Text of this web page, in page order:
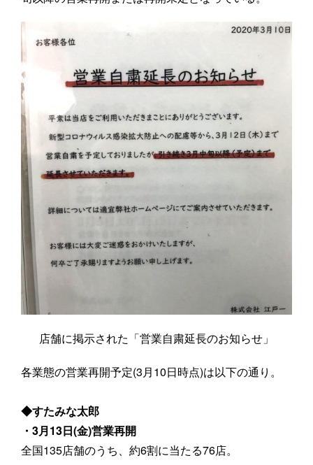
店舗に掲示された「営業自粛延長のお知らせ」
各業態の営業再開予定(3月10日時点)は以下の通り。
◆すたみな太郎
・3月13日(金)営業再開
全国135店舗のうち、約6割に当たる76店。